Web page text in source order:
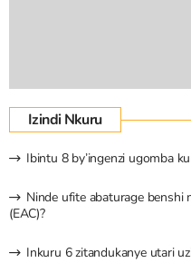
Izindi Nkuru
Ibintu 8 by’ingenzi ugomba
Ninde ufite abaturage benshi
(EAC)?
Inkuru 6 zitandukanye utari